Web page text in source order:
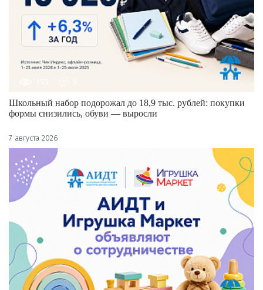
Школьный набор подорожал до 18,9 тыс. рублей: покупки
формы снизились, обуви — выросли
7 августа 2026